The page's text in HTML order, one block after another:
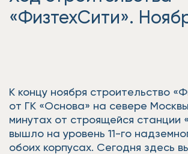
«ФизтехСити».
К концу ноября строительство
от ГК «Основа» на севере
минутах от строящейся станции
вышло на уровень 11-го
обоих корпусах. Сегодня здесь